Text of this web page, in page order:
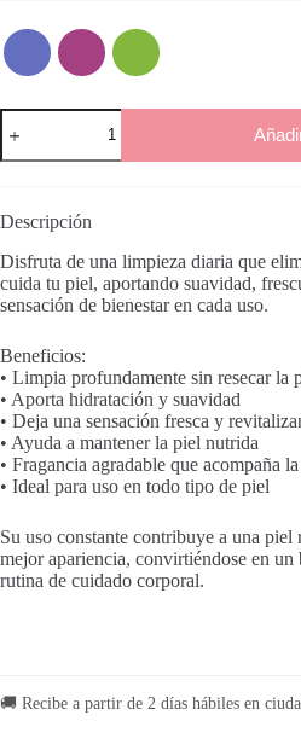
Jabón
Corporal
cantidad
Descripción
Disfruta de una limpieza diaria que
cuida tu piel, aportando suavidad,
sensación de bienestar en cada uso.
Beneficios:
• Limpia profundamente sin resecar la
• Aporta hidratación y suavidad
• Deja una sensación fresca y
• Ayuda a mantener la piel nutrida
• Fragancia agradable que acompaña
• Ideal para uso en todo tipo de piel
Su uso constante contribuye a una piel
mejor apariencia, convirtiéndose en un
rutina de cuidado corporal.
🚚 Recibe a partir de 2 días hábiles en